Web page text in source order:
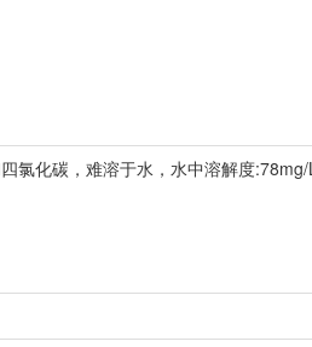
氯化碳，难溶于水，水中溶解度:78mg/